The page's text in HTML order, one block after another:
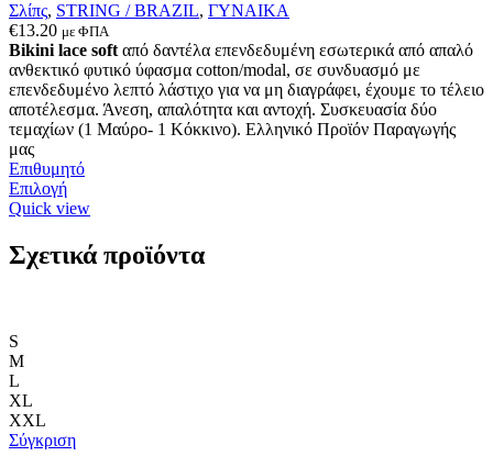
Σλίπς, STRING / BRAZIL, ΓΥΝΑΙΚΑ
€13.20 με ΦΠΑ
Bikini lace soft από δαντέλα επενδεδυμένη εσωτερικά από απαλό
ανθεκτικό φυτικό ύφασμα cotton/modal, σε συνδυασμό με
επενδεδυμένο λεπτό λάστιχο για να μη διαγράφει, έχουμε το τέλειο
αποτέλεσμα. Άνεση, απαλότητα και αντοχή. Συσκευασία δύο
τεμαχίων (1 Μαύρο- 1 Κόκκινο). Ελληνικό Προϊόν Παραγωγής
μας
Επιθυμητό
ΕπιλογήΑυτό
το
έχει
πολλαπλές
του
Quick view
Σχετικά προϊόντα
S
M
L
XL
XXL
Σύγκριση